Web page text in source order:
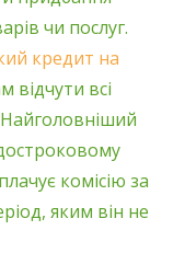
чи послуг.
кредит на
відчути всі
комісію за
яким він не